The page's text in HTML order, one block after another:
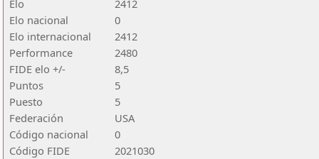
Elo
2412
Elo nacional
0
Elo internacional
2412
Performance
2480
FIDE elo +/-
8,5
Puntos
5
Puesto
5
Federación
USA
Código nacional
0
Código FIDE
2021030